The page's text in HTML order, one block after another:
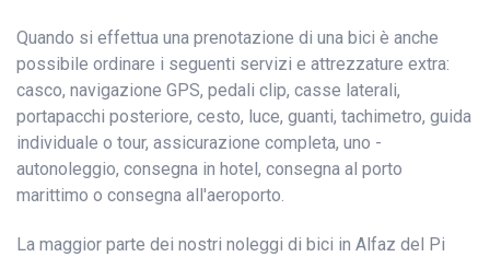
Quando si effettua una prenotazione di una bici è anche
possibile ordinare i seguenti servizi e attrezzature extra:
casco, navigazione GPS, pedali clip, casse laterali,
portapacchi posteriore, cesto, luce, guanti, tachimetro, guida
individuale o tour, assicurazione completa, uno -
autonoleggio, consegna in hotel, consegna al porto
marittimo o consegna all'aeroporto.
La maggior parte dei nostri noleggi di bici in Alfaz del Pi